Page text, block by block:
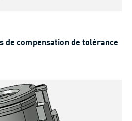
de compensation de tolérance